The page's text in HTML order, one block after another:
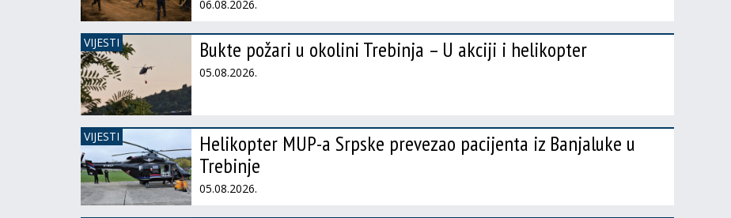
06.08.2026.
VIJESTI Bukte požari u okolini Trebinja – U akciji i helikopter
05.08.2026.
VIJESTI
Helikopter MUP-a Srpske prevezao pacijenta iz Banjaluke u
Trebinje
05.08.2026.